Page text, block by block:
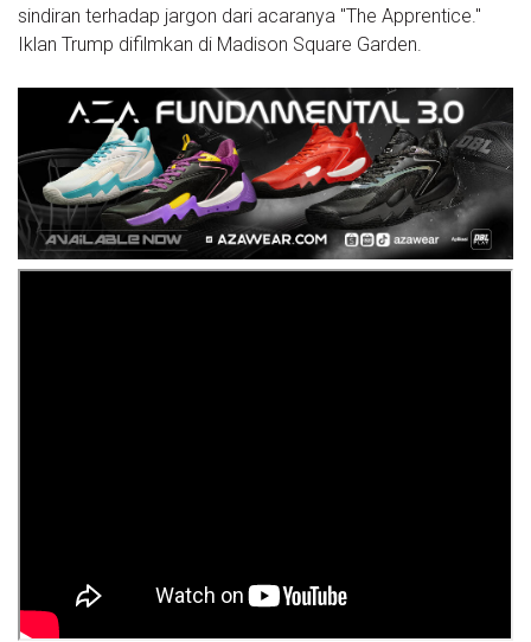
sindiran terhadap jargon dari acaranya "The Apprentice."
Iklan Trump difilmkan di Madison Square Garden.